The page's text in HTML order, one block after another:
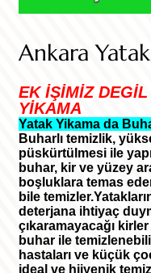
Ankara
EK İŞİMİZ
YİKAMA
Yatak Yikama da
Buharlı temizlik,
püskürtülmesi ile
buhar, kir ve yüzey
boşluklara temas
bile
deterjana ihtiyaç
çıkaramayacağı
buhar ile
hastaları ve küçük
ideal ve hijyenik